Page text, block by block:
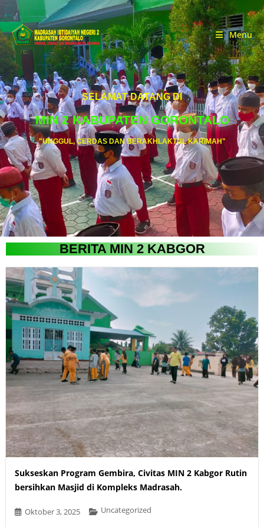
Menu
SELAMAT DATANG DI
MIN 2 KABUPATEN GORONTALO
"UNGGUL, CERDAS DAN BERAKHLAKTUL KARIMAH"
BERITA MIN 2 KABGOR
Sukseskan Program Gembira, Civitas MIN 2 Kabgor Rutin
bersihkan Masjid di Kompleks Madrasah.
Oktober 3, 2025 Uncategorized